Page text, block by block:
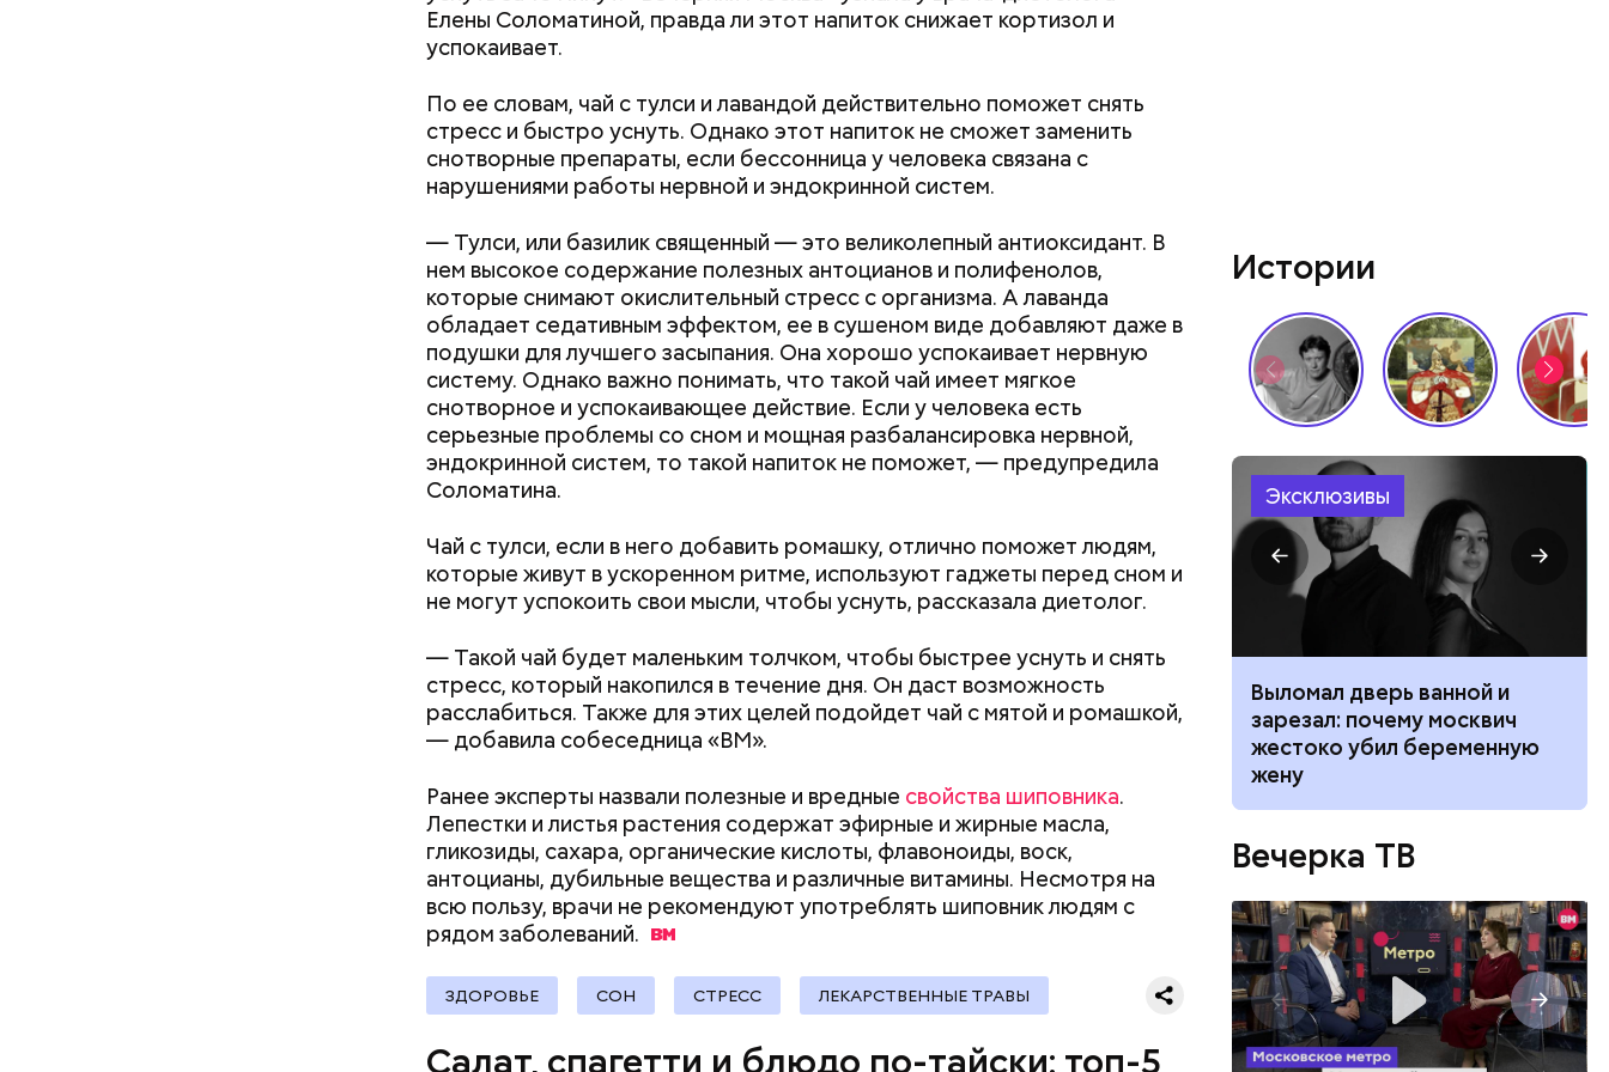
Елены Соломатиной, правда ли этот напиток снижает кортизол и
успокаивает.
По ее словам, чай с тулси и лавандой действительно поможет снять
стресс и быстро уснуть. Однако этот напиток не сможет заменить
снотворные препараты, если бессонница у человека связана с
нарушениями работы нервной и эндокринной систем.
— Тулси, или базилик священный — это великолепный антиоксидант. В
нем высокое содержание полезных антоцианов и полифенолов,
которые снимают окислительный стресс с организма. А лаванда
обладает седативным эффектом, ее в сушеном виде добавляют даже в
подушки для лучшего засыпания. Она хорошо успокаивает нервную
систему. Однако важно понимать, что такой чай имеет мягкое
снотворное и успокаивающее действие. Если у человека есть
серьезные проблемы со сном и мощная разбалансировка нервной,
эндокринной систем, то такой напиток не поможет, — предупредила
Соломатина.
Чай с тулси, если в него добавить ромашку, отлично поможет людям,
которые живут в ускоренном ритме, используют гаджеты перед сном и
не могут успокоить свои мысли, чтобы уснуть, рассказала диетолог.
— Такой чай будет маленьким толчком, чтобы быстрее уснуть и снять
стресс, который накопился в течение дня. Он даст возможность
расслабиться. Также для этих целей подойдет чай с мятой и ромашкой,
— добавила собеседница «ВМ».
Ранее эксперты назвали полезные и вредные свойства шиповника.
Лепестки и листья растения содержат эфирные и жирные масла,
гликозиды, сахара, органические кислоты, флавоноиды, воск,
антоцианы, дубильные вещества и различные витамины. Несмотря на
всю пользу, врачи не рекомендуют употреблять шиповник людям с
рядом заболеваний.
ЗДОРОВЬЕ СОН СТРЕСС ЛЕКАРСТВЕННЫЕ ТРАВЫ
Салат, спагетти и блюдо по-тайски: топ-5
кабачок;
петрушка;
чеснок;
оливковое масло;
соль.
Вред дыни
Фото: Shutterstock
А врач-эндокринолог Алексей Калинчев рассказал, что существует
множество блюд, где используют растение.
— Наиболее распространенные борщ, щи, котлеты, салаты, лаваш с
творогом и сыром, пироги, омлет, запеканка. Щавеля там везде
используется немного, поэтому никакого вреда от него не будет. Чем
исключает вероятность возникновения дефицитов микроэлементов, —
заверил специалист.
Истории
Эксклюзивы
Дебошир и «гроза»
силовиков: кто такой Роберт
Гилман, которого просят
Маникюр кокошником
украшу: тренды маникюра в
Выломал дверь ванной и
зарезал: почему москвич
жестоко убил беременную
жену
Вечерка ТВ